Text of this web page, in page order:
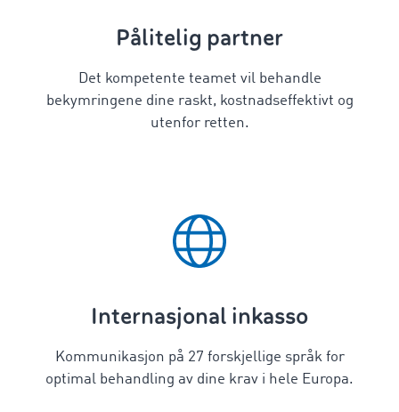
Pålitelig partner
Det kompetente teamet vil behandle
bekymringene dine raskt, kostnadseffektivt og
utenfor retten.
Internasjonal inkasso
Kommunikasjon på 27 forskjellige språk for
optimal behandling av dine krav i hele Europa.